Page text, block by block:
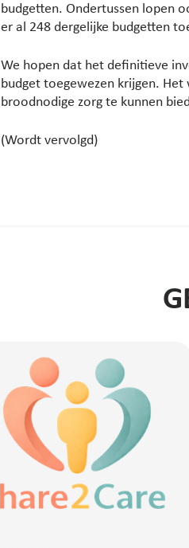
budgetten. Ondertussen lopen
er al 248 dergelijke budgetten
We hopen dat het definitieve
budget toegewezen krijgen.
broodnodige zorg te kunnen
(Wordt vervolgd)